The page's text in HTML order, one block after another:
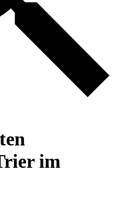
im